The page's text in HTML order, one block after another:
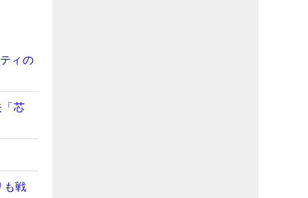
ィの
芯
も戦